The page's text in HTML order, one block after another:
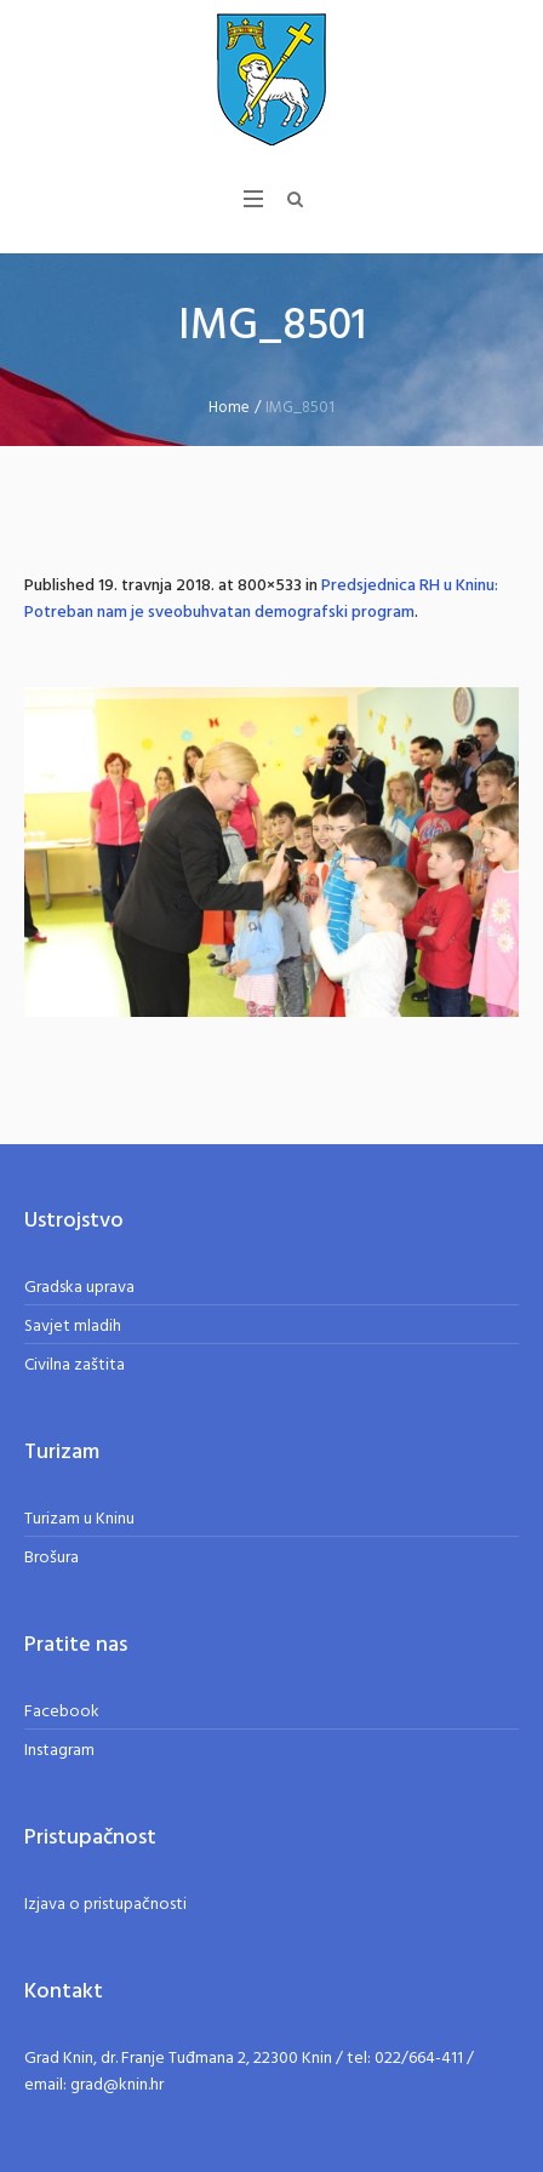
IMG_8501
Home /IMG_8501
Published19. travnja 2018.at 800×533 inPredsjednica RH u Kninu:
Potreban nam je sveobuhvatan demografski program.
Ustrojstvo
Gradska uprava
Savjet mladih
Civilna zaštita
Turizam
Turizam u Kninu
Brošura
Pratite nas
Facebook
Instagram
Pristupačnost
Izjava o pristupačnosti
Kontakt
Grad Knin, dr. Franje Tuđmana 2, 22300 Knin / tel: 022/664-411 /
email: grad@knin.hr